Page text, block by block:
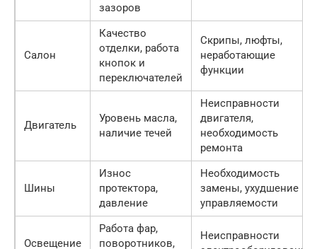
зазоров
Салон
Качество
отделки, работа
кнопок и
переключателей
Скрипы, люфты,
неработающие
функции
Двигатель
Уровень масла,
наличие течей
Неисправности
двигателя,
необходимость
ремонта
Шины
Износ
протектора,
давление
Необходимость
замены, ухудшение
управляемости
Освещение
Работа фар,
поворотников,
Неисправности